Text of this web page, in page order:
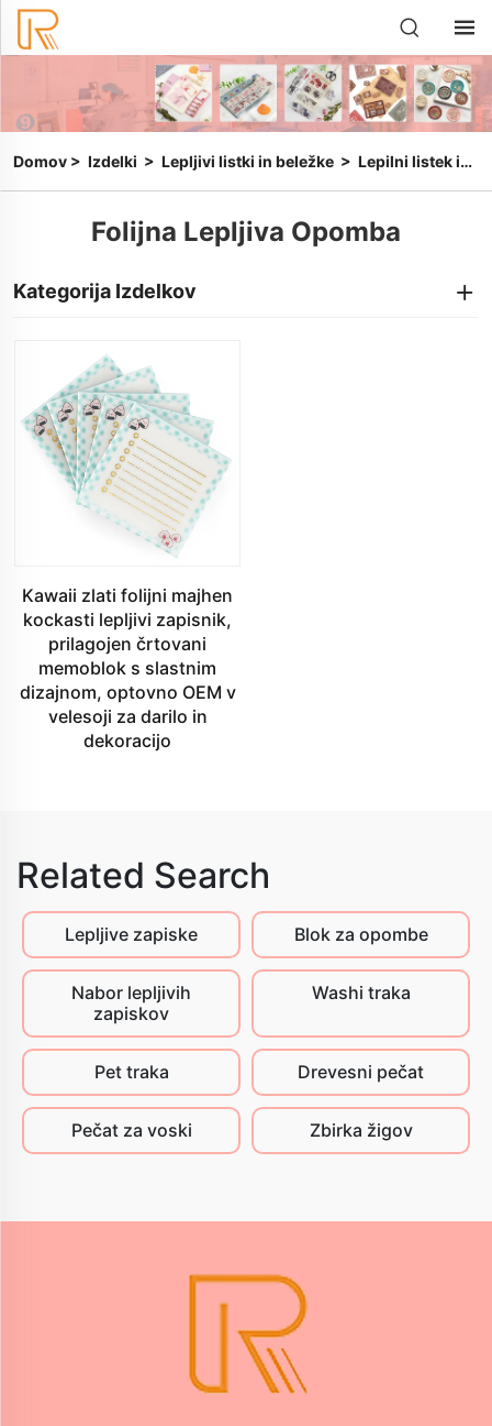
Domov > Izdelki > Lepljivi listki in beležke > Lepilni listek iz folije
Folijna Lepljiva Opomba
Kategorija Izdelkov
Kawaii zlati folijni majhen
kockasti lepljivi zapisnik,
prilagojen črtovani
memoblok s slastnim
dizajnom, optovno OEM v
velesoji za darilo in
dekoracijo
Related Search
Lepljive zapiske Blok za opombe
Nabor lepljivih
zapiskov
Washi traka
Pet traka Drevesni pečat
Pečat za voski Zbirka žigov